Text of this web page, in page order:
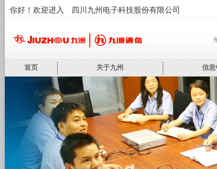
你好！欢迎进入 四川九州电子科技股份有限公司
首页 关于九州 信